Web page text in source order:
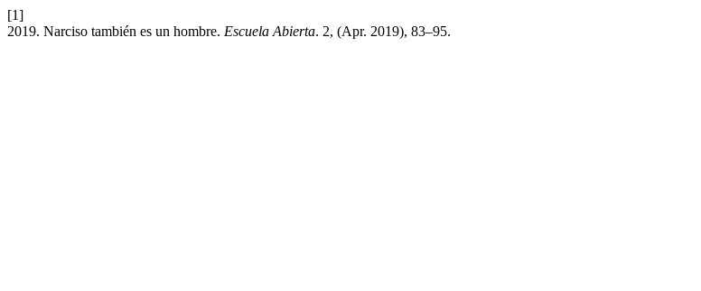
[1]
2019. Narciso también es un hombre. Escuela Abierta. 2, (Apr. 2019), 83–95.